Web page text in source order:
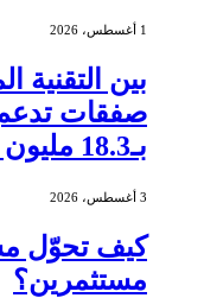
1 أغسطس، 2026
صفقات تدعم
بـ18.3 مليون دولار
3 أغسطس، 2026
كيف تحوّل
مستثمرين؟